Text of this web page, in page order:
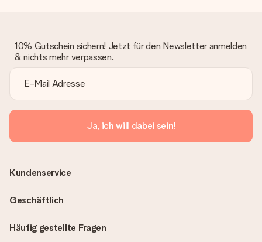
10% Gutschein sichern! Jetzt für den Newsletter anmelden
& nichts mehr verpassen.
Ja, ich will dabei sein!
Häufig gestellte Fragen
Kundenservice
Geschäftlich